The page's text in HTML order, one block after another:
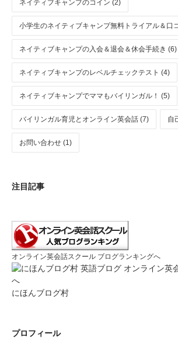
ネイティブキャンプのコイン (2)
小学生のネイティブキャンプ無料トライアル＆口
ネイティブキャンプの入会＆退会＆休会手続き (6)
ネイティブキャンプのレベルチェックテスト (4)
ネイティブキャンプでママもバイリンガル！ (5)
バイリンガル育児とオンライン英会話 (7) 自
お問い合わせ (1)
注目記事
オンライン英会話スクール ブログランキングへ
にほんブログ村
プロフィール